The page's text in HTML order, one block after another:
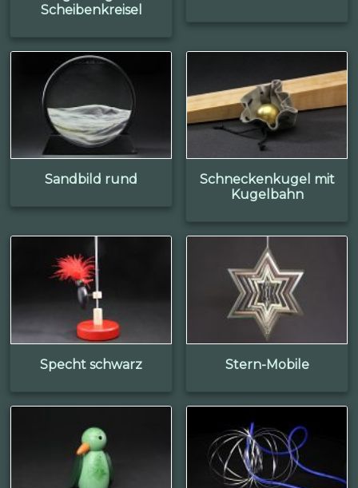
Scheibenkreisel
Sandbild rund
Schneckenkugel mit
Kugelbahn
Specht schwarz Stern-Mobile